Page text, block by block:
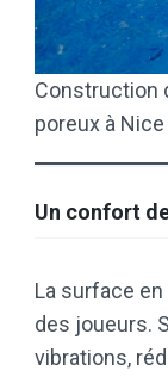
Construction
poreux à Nice
Un confort
La surface
des joueurs.
vibrations,